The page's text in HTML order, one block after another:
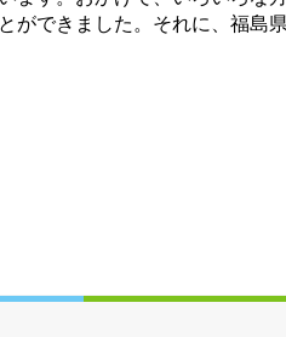
ができました。それに、福島